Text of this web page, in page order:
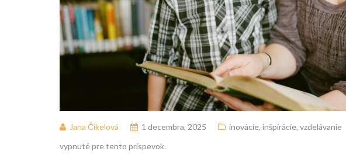
Jana Čikelová 1 decembra, 2025 inovácie, inšpirácie, vzdelávanie
vypnuté pre tento príspevok.